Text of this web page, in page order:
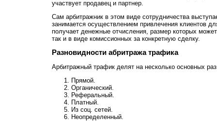
участвует продавец и партнер.
Сам арбитражник в этом виде сотрудничества
занимается осуществлением привлечения клиентов
получает денежные отчисления, размер которых
так и в виде комиссионных за конкретную сделку.
Разновидности абритража трафика
Арбитражный трафик делят на несколько основных
Прямой.
Органический.
Реферальный.
Платный.
Из соц. сетей.
Неопределенный.